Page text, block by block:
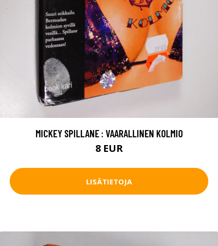
MICKEY SPILLANE : VAARALLINEN KOLMIO
8 EUR
LISÄTIETOJA